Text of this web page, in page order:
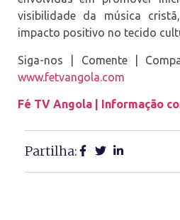
visibilidade da música
impacto positivo no tecido
Siga-nos | Comente |
www.fetvangola.com
Fé TV Angola | Informação
Partilha: